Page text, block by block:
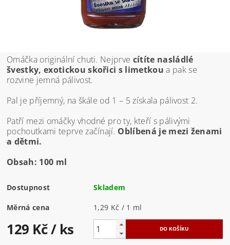
Omáčka originální chuti. Nejprve cítíte nasládlé
švestky, exotickou skořici s limetkoua pak se
rozvine jemná pálivost.
Pal je příjemný, na škále od 1 – 5 získala pálivost 2.
Patří mezi omáčky vhodné pro ty, kteří s pálivými
pochoutkami teprve začínají. Oblíbená je mezi ženami
a dětmi.
Obsah: 100 ml
Dostupnost Skladem
Měrná cena 1,29 Kč / 1 ml
129 Kč/ ks